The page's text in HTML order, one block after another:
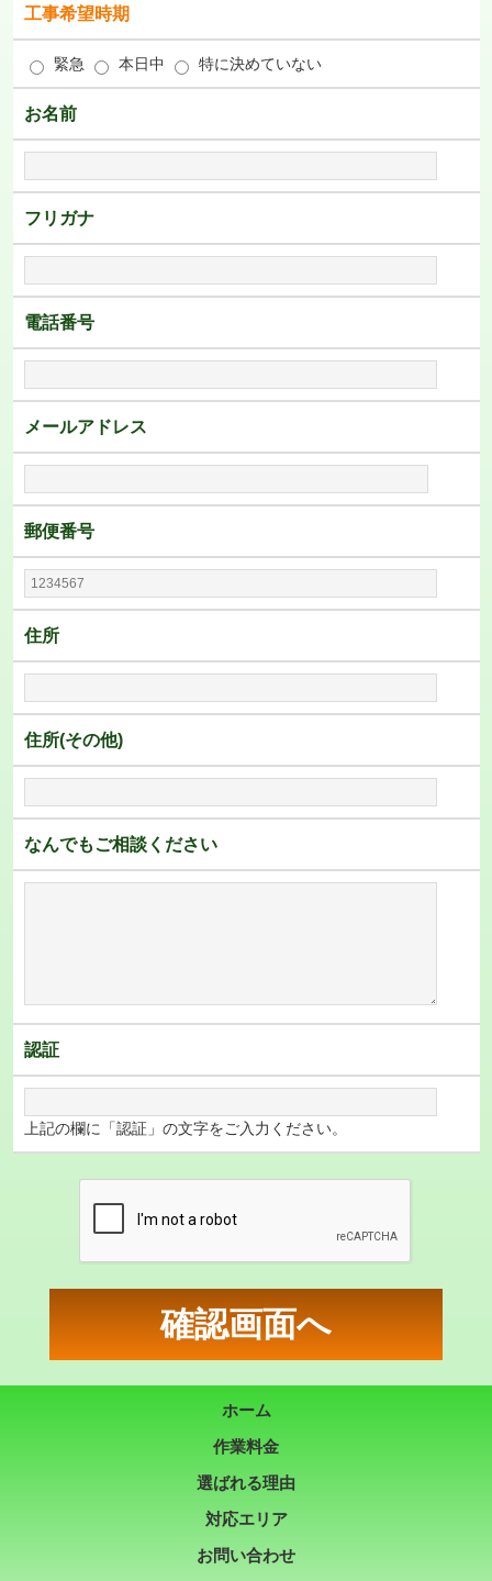
工事希望時期
緊急 本日中 特に決めていない
お名前
フリガナ
電話番号
メールアドレス
郵便番号
住所
住所(その他)
なんでもご相談ください
認証
上記の欄に「認証」の文字をご入力ください。
ホーム
作業料金
選ばれる理由
対応エリア
お問い合わせ